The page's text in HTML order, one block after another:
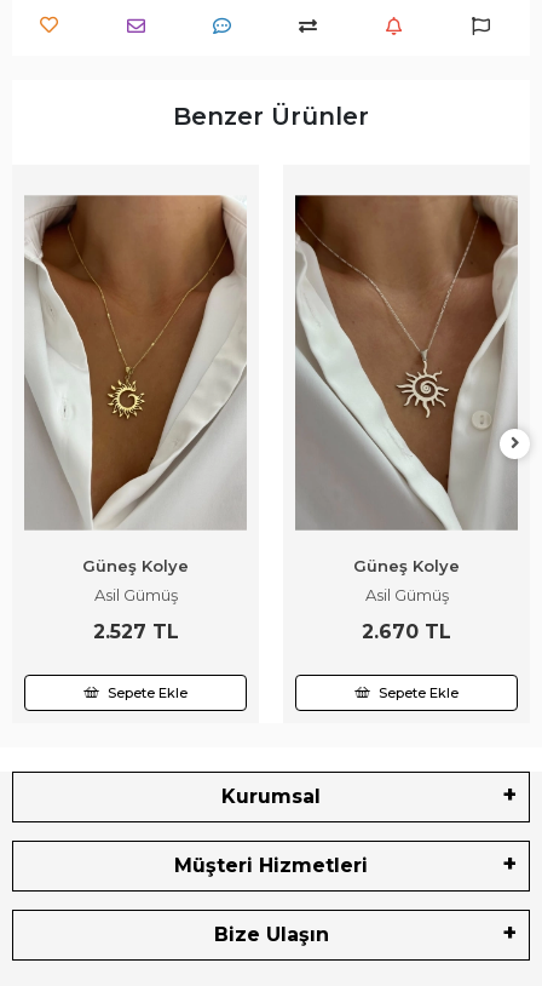
Benzer Ürünler
Güneş Kolye
Asil Gümüş
2.527 TL
Sepete Ekle
Güneş Kolye
Asil Gümüş
2.670 TL
Sepete Ekle
Kurumsal
Müşteri Hizmetleri
Bize Ulaşın